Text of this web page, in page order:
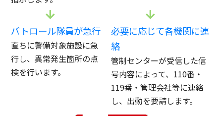
パトロール隊員が急行
直ちに警備対象施設に急
行し、異常発生箇所の点
検を行います。
必要に応じて各機関に連
絡
管制センターが受信した信
号内容によって、110番・
119番・管理会社等に連絡
し、出動を要請します。